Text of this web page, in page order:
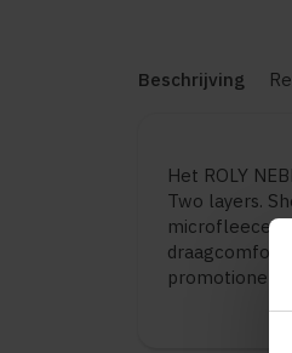
Beschrijving
Het ROLY
Two layers.
microfleece
draagcomfort
promotionele